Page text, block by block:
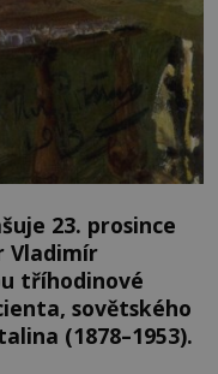
23. prosince
Vladimír
tříhodinové
sovětského
(1878–1953).